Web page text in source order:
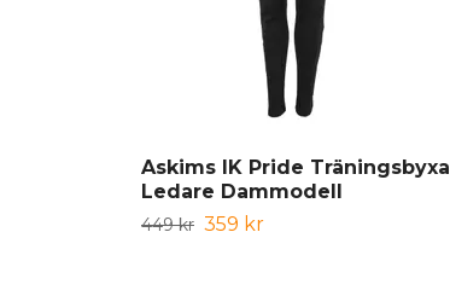
Askims IK Pride Träningsbyxa
Ledare Dammodell
449 kr 359 kr